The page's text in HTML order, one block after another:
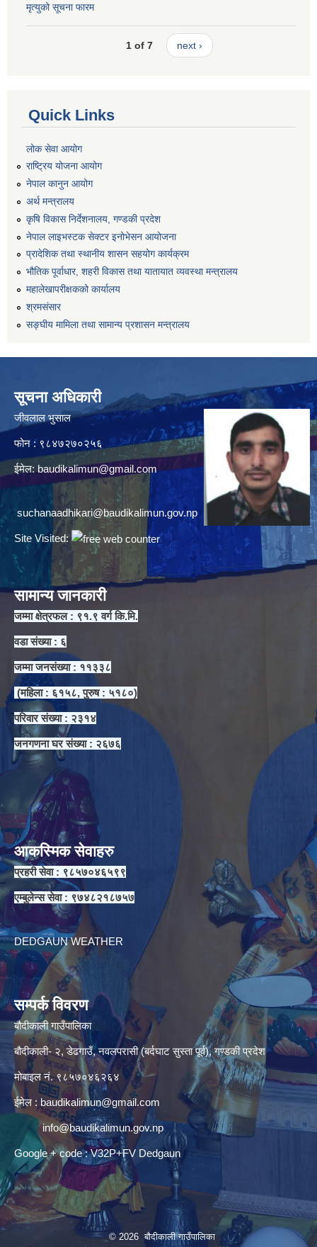
मृत्युको सूचना फारम
1 of 7 next ›
Quick Links
लोक सेवा आयोग
राष्ट्रिय योजना आयोग
नेपाल कानुन आयोग
अर्थ मन्त्रालय
कृषि विकास निर्देशनालय, गण्डकी प्रदेश
नेपाल लाइभस्टक सेक्टर इनोभेसन आयोजना
प्रादेशिक तथा स्थानीय शासन सहयोग कार्यक्रम
भौतिक पूर्वाधार, शहरी विकास तथा यातायात व्यवस्था मन्त्रालय
महालेखापरीक्षकको कार्यालय
श्रमसंसार
सङ्घीय मामिला तथा सामान्य प्रशासन मन्त्रालय
सूचना अधिकारी
जीवलाल भुसाल
फोन : ९८४७२७०२५६
ईमेल: baudikalimun@gmail.com
suchanaadhikari@baudikalimun.gov.np
Site Visited:
सामान्य जानकारी
जम्मा क्षेत्रफल : ९१.९ वर्ग कि.मि.
वडा संख्या : ६
जम्मा जनसंख्या : ११३३८
(महिला : ६१५८, पुरुष : ५१८०)
परिवार संख्या : २३१४
जनगणना घर संख्या : २६७६
आकस्मिक सेवाहरु
प्रहरी सेवा : ९८५७०४६५९९
एम्बुलेन्स सेवा : ९७४८२१८७५७
DEDGAUN WEATHER
सम्पर्क विवरण
बौदीकाली गाउँपालिका
बौदीकाली- २, डेढगाउँ, नवलपरासी (बर्दघाट सुस्ता पूर्व), गण्डकी प्रदेश
मोबाइल नं. ९८५७०४६२६४
ईमेल : baudikalimun@gmail.com
info@baudikalimun.gov.np
Google + code : V32P+FV Dedgaun
© 2026 बौदीकाली गाउँपालिका